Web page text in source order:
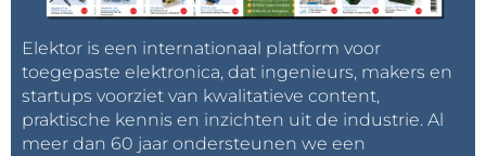
Elektor is een internationaal platform voor
toegepaste elektronica, dat ingenieurs, makers en
startups voorziet van kwalitatieve content,
praktische kennis en inzichten uit de industrie. Al
meer dan 60 jaar ondersteunen we een